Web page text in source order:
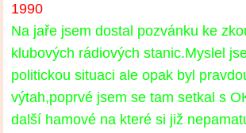
1990
Na jaře jsem dostal pozvánku ke
klubových rádiových stanic.Myslel
politickou situaci ale opak byl
výtah,poprvé jsem se tam setkal s
další hamové na které si již